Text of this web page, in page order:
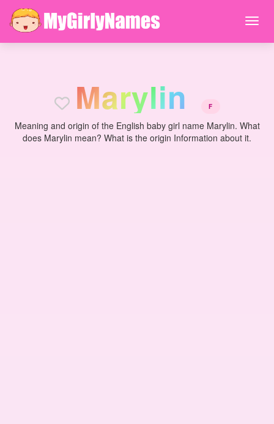
Marylin F
Meaning and origin of the English baby girl name Marylin. What
does Marylin mean? What is the origin Information about it.